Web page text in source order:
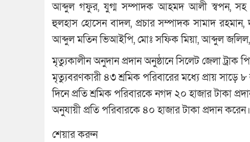
আব্দুল গফুর, যুগ্ম সম্পাদক আহমদ আলী স্বপন, সহ
হুলহাস হোসেন বাদল, প্রচার সম্পাদক সামাদ
আব্দুল মতিন ভিআইপি, মোঃ সফিক মিয়া, আব্দুল জলিল,
মৃত্যুকালীন অনুদান প্রদান অনুষ্ঠানে সিলেট জেলা ট্রাক
মৃত্যুবরণকারী ৪৩ শ্রমিক পরিবারের মধ্যে প্রায় সাড়ে
দিনে প্রতি শ্রমিক পরিবারকে নগদ ২০ হাজার টাকা
অনুযায়ী প্রতি পরিবারকে ৪০ হাজার টাকা প্রদান
শেয়ার করুন